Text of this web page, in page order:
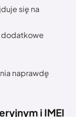
się na
dodatkowe
naprawdę
i IMEI